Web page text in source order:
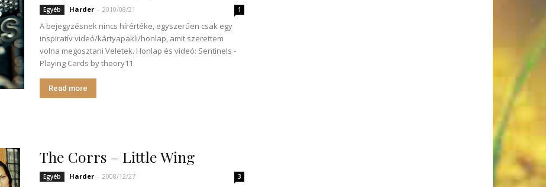
Egyéb Harder - 2010/08/21 1
A bejegyzésnek nincs hírértéke, egyszerűen csak egy
inspiratív videó/kártyapakli/honlap, amit szerettem
volna megosztani Veletek. Honlap és videó: Sentinels -
Playing Cards by theory11
Read more
The Corrs – Little Wing
Egyéb Harder - 2008/12/27 3